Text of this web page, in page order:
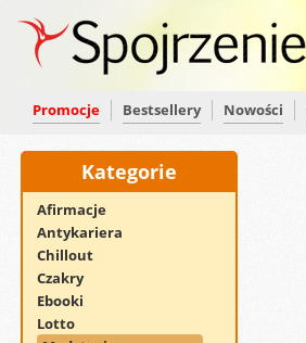
Promocje Bestsellery Nowości
Kategorie
Afirmacje
Antykariera
Chillout
Czakry
Ebooki
Lotto